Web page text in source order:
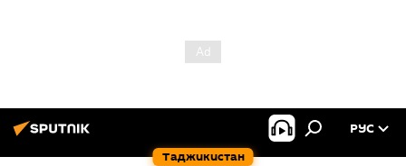
Таджикистан
РУС